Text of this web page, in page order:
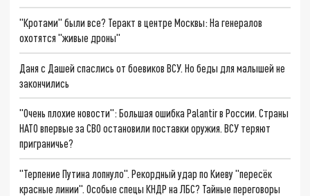
"Кротами" были все? Теракт в центре Москвы: На генералов
охотятся "живые дроны"
Даня с Дашей спаслись от боевиков ВСУ. Но беды для малышей не
закончились
"Очень плохие новости": Большая ошибка Palantir в России. Страны
НАТО впервые за СВО остановили поставки оружия. ВСУ теряют
приграничье?
"Терпение Путина лопнуло". Рекордный удар по Киеву "пересёк
красные линии". Особые спецы КНДР на ЛБС? Тайные переговоры